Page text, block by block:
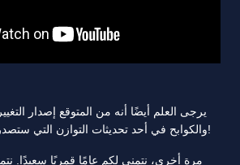
يرجى العلم أيضًا أنه من المتوقع إصدار
والكوابح في أحد تحديثات التوازن التي ستصدر خلال الأسابيع القادمة!